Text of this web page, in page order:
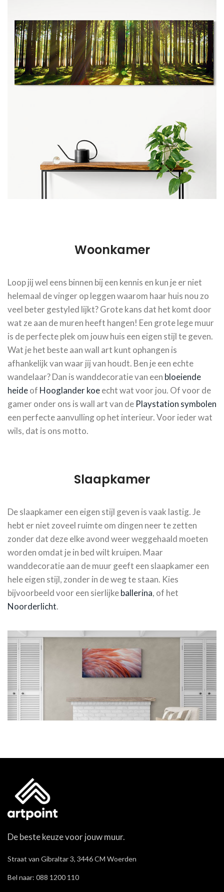
Woonkamer
Loop jij wel eens binnen bij een kennis en kun je er niet
helemaal de vinger op leggen waarom haar huis nou zo
veel beter gestyled lijkt? Grote kans dat het komt door
wat ze aan de muren heeft hangen! Een grote lege muur
is de perfecte plek om jouw huis een eigen stijl te geven.
Wat je het beste aan wall art kunt ophangen is
afhankelijk van waar jij van houdt. Ben je een echte
wandelaar? Dan is wanddecoratie van een bloeiende
heideof Hooglander koeecht wat voor jou. Of voor de
gamer onder ons is wall art van de Playstation symbolen
een perfecte aanvulling op het interieur. Voor ieder wat
wils, dat is ons motto.
Slaapkamer
De slaapkamer een eigen stijl geven is vaak lastig. Je
hebt er niet zoveel ruimte om dingen neer te zetten
zonder dat deze elke avond weer weggehaald moeten
worden omdat je in bed wilt kruipen. Maar
wanddecoratie aan de muur geeft een slaapkamer een
hele eigen stijl, zonder in de weg te staan. Kies
bijvoorbeeld voor een sierlijkeballerina, of het
Noorderlicht.
De beste keuze voor jouw muur.
Straat van Gibraltar 3, 3446 CM Woerden
Bel naar: 088 1200 110